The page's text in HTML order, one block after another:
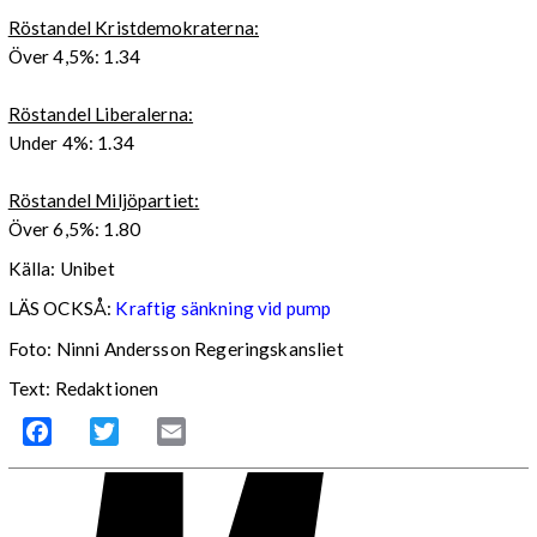
Röstandel Kristdemokraterna:
Över 4,5%: 1.34
Röstandel Liberalerna:
Under 4%: 1.34
Röstandel Miljöpartiet:
Över 6,5%: 1.80
Källa: Unibet
LÄS OCKSÅ: Kraftig sänkning vid pump
Foto: Ninni Andersson Regeringskansliet
Text: Redaktionen
Facebook Twitter